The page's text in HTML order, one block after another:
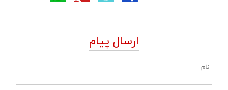
ارسال پیام